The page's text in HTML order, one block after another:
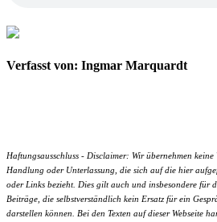
Verfasst von: Ingmar Marquardt
Haftungsausschluss - Disclaimer: Wir übernehmen
Handlung oder Unterlassung, die sich auf die hier
oder Links bezieht. Dies gilt auch und insbesondere für
Beiträge, die selbstverständlich kein Ersatz für ein
darstellen können. Bei den Texten auf dieser Webseite